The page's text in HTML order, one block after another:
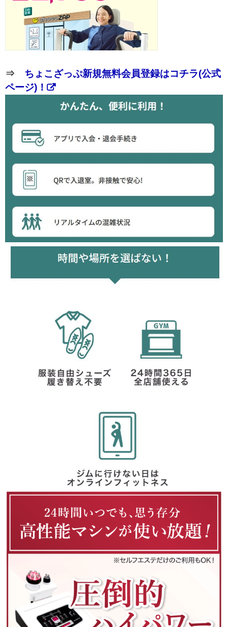
⇒ ちょこざっぷ新規無料会員登録はコチラ(公式
ページ)！